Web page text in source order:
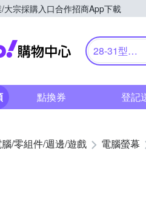
大宗採購入口合作招商App下載
Yahoo購物中心
28-31型螢
點換券 登記
/零組件/週邊/遊戲 電腦螢幕